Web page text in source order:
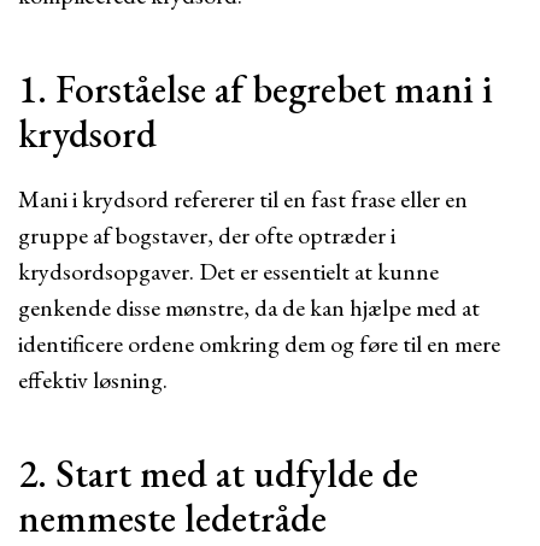
1. Forståelse af begrebet mani i
krydsord
Mani i krydsord refererer til en fast frase eller en
gruppe af bogstaver, der ofte optræder i
krydsordsopgaver. Det er essentielt at kunne
genkende disse mønstre, da de kan hjælpe med at
identificere ordene omkring dem og føre til en mere
effektiv løsning.
2. Start med at udfylde de
nemmeste ledetråde